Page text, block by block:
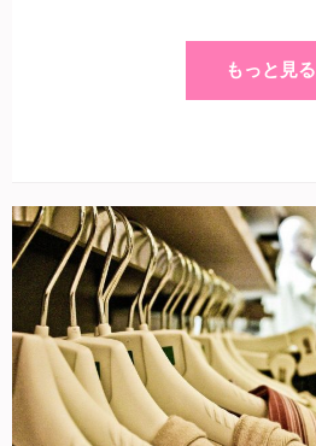
もっと見る